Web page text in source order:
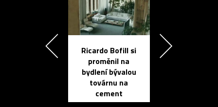
Ricardo Bofill si
proměnil na
bydlení bývalou
továrnu na
cement